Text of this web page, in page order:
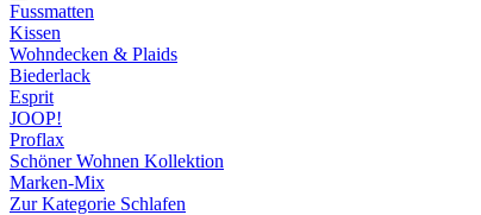
Fussmatten
Kissen
Wohndecken & Plaids
Biederlack
Esprit
JOOP!
Proflax
Schöner Wohnen Kollektion
Marken-Mix
Zur Kategorie Schlafen